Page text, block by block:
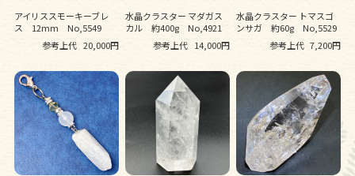
アイリススモーキーブレ
ス 12mm No,5549
参考上代 20,000円
水晶クラスター マダガス
カル 約400g No,4921
参考上代 14,000円
水晶クラスター トマスゴ
ンサガ 約60g No,5529
参考上代 7,200円